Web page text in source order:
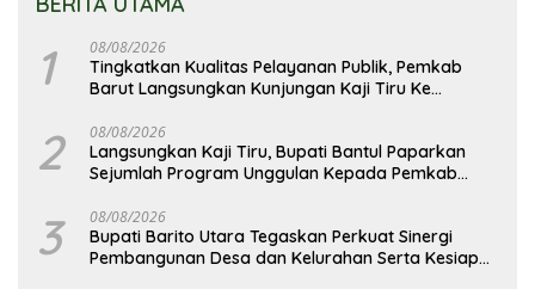
1 08/08/2026
Tingkatkan Kualitas Pelayanan Publik, Pemkab
Barut Langsungkan Kunjungan Kaji Tiru Ke
2 08/08/2026
Langsungkan Kaji Tiru, Bupati Bantul Paparkan
Sejumlah Program Unggulan Kepada Pemkab
3 08/08/2026
Bupati Barito Utara Tegaskan Perkuat Sinergi
Pembangunan Desa dan Kelurahan Serta Kesiapan